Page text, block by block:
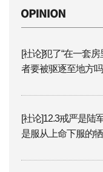
[社论]犯了“在一套
者要被驱逐至地方
[社论]12.3戒严是陆
是服从上命下服的